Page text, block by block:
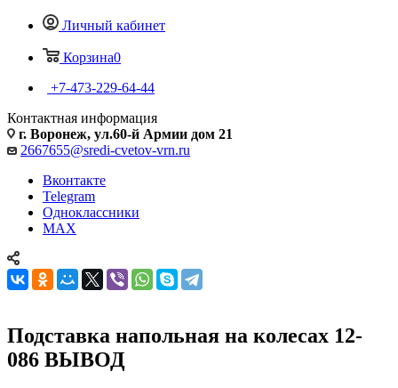
Личный кабинет
Корзина0
+7-473-229-64-44
Контактная информация
г. Воронеж, ул.60-й Армии дом 21
2667655@sredi-cvetov-vrn.ru
Вконтакте
Telegram
Одноклассники
MAX
Подставка напольная на колесах 12-
086 ВЫВОД